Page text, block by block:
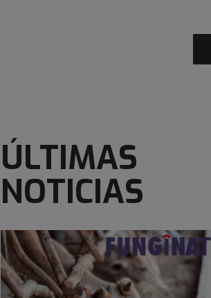
ÚLTIMAS
NOTICIAS